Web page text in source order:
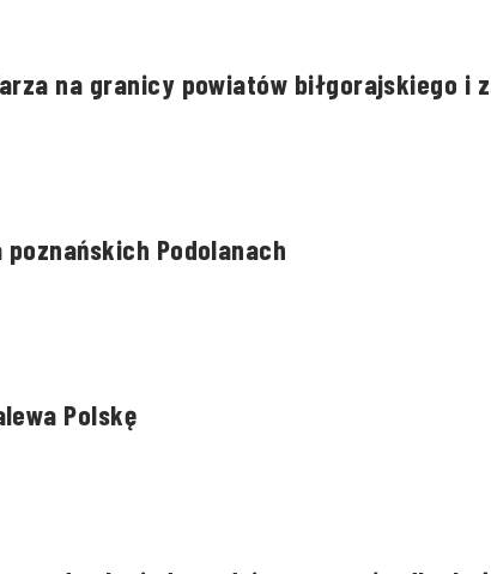
na granicy powiatów biłgorajskiego i
Podolanach
Polskę